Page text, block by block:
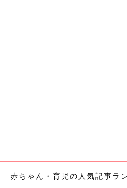
「その日は午前中、長男と公園で遊
生まれるかも･･･』と思って病院に
が休みだったので、長男を私の実家
赤ちゃん・育児の人気記事ラ